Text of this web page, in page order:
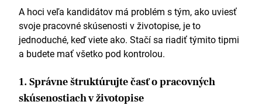
obchodných zástupcov.
Písomná komunikácia. Návrhy outbound e-
mailových marketingových kampaní zameraných na
nových a existujúcich klientov.
. Údaje o predaji boli použité na
vytvorenie geografickej mapy klientskych lokalít a
identifikáciu nových oblastí pre expanziu.
Tímová práca. Využil som spätnú väzbu od
A hoci veľa kandidátov má problém s tým, ako uviesť
svoje pracovné skúsenosti v životopise, je to
jednoduché, keď viete ako. Stačí sa riadiť týmito tipmi
a budete mať všetko pod kontrolou.
1. Správne štruktúrujte časť o pracovných
skúsenostiach v životopise